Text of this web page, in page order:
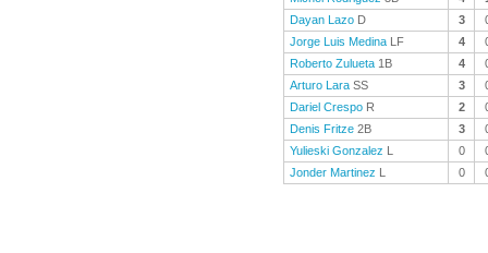
Dayan Lazo D 3
Jorge Luis Medina LF 4
Roberto Zulueta 1B 4
Arturo Lara SS 3
Dariel Crespo R 2
Denis Fritze 2B 3
Yulieski Gonzalez L 0
Jonder Martinez L 0